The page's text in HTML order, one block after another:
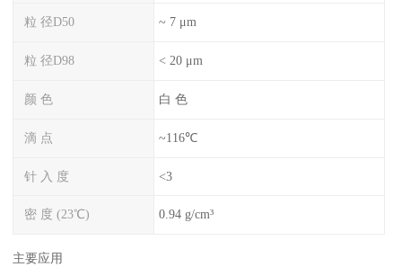
粒 径D50 ~ 7 μm
粒 径D98 < 20 μm
颜 色 白 色
滴 点 ~116℃
针 入 度 <3
密 度 (23℃) 0.94 g/cm³
主要应用